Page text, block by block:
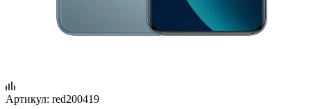
Артикул: red200419